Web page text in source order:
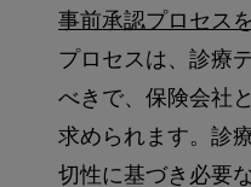
事前承認プロセス
プロセスは、診療
べきで、保険会社
求められます。診
切性に基づき必要